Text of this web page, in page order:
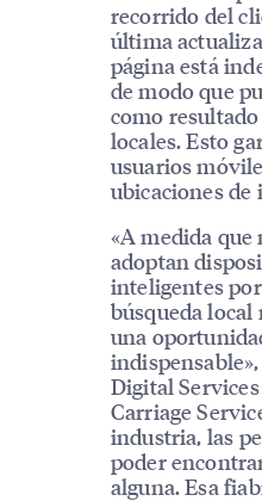
recorrido del
última
página está
de modo que
como
locales. Esto
usuarios
ubicaciones de
«A medida que
adoptan
inteligentes
búsqueda
una
Digital
Carriage
industria, las
poder
alguna. Esa